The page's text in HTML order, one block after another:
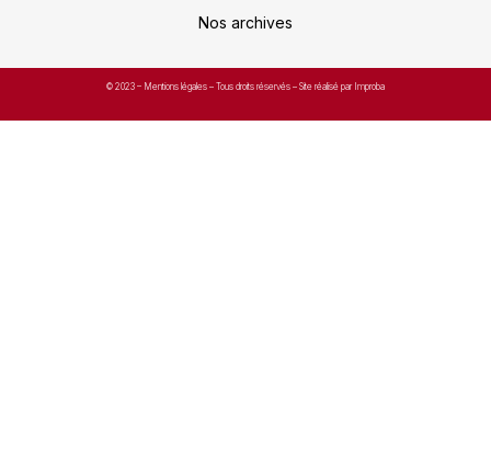
Nos archives
© 2023 – Mentions légales – Tous droits réservés – Site réalisé par Improba